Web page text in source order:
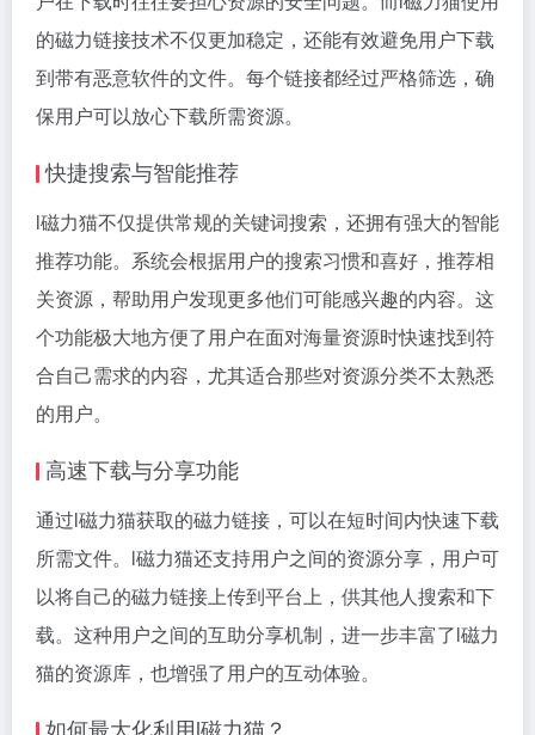
的磁力链接技术不仅更加稳定，还能有效避免用户下载
到带有恶意软件的文件。每个链接都经过严格筛选，确
保用户可以放心下载所需资源。
快捷搜索与智能推荐
l磁力猫不仅提供常规的关键词搜索，还拥有强大的智能
推荐功能。系统会根据用户的搜索习惯和喜好，推荐相
关资源，帮助用户发现更多他们可能感兴趣的内容。这
个功能极大地方便了用户在面对海量资源时快速找到符
合自己需求的内容，尤其适合那些对资源分类不太熟悉
的用户。
高速下载与分享功能
通过l磁力猫获取的磁力链接，可以在短时间内快速下载
所需文件。l磁力猫还支持用户之间的资源分享，用户可
以将自己的磁力链接上传到平台上，供其他人搜索和下
载。这种用户之间的互助分享机制，进一步丰富了l磁力
猫的资源库，也增强了用户的互动体验。
如何最大化利用l磁力猫？